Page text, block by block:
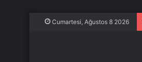
Cumartesi, Ağustos 8 2026